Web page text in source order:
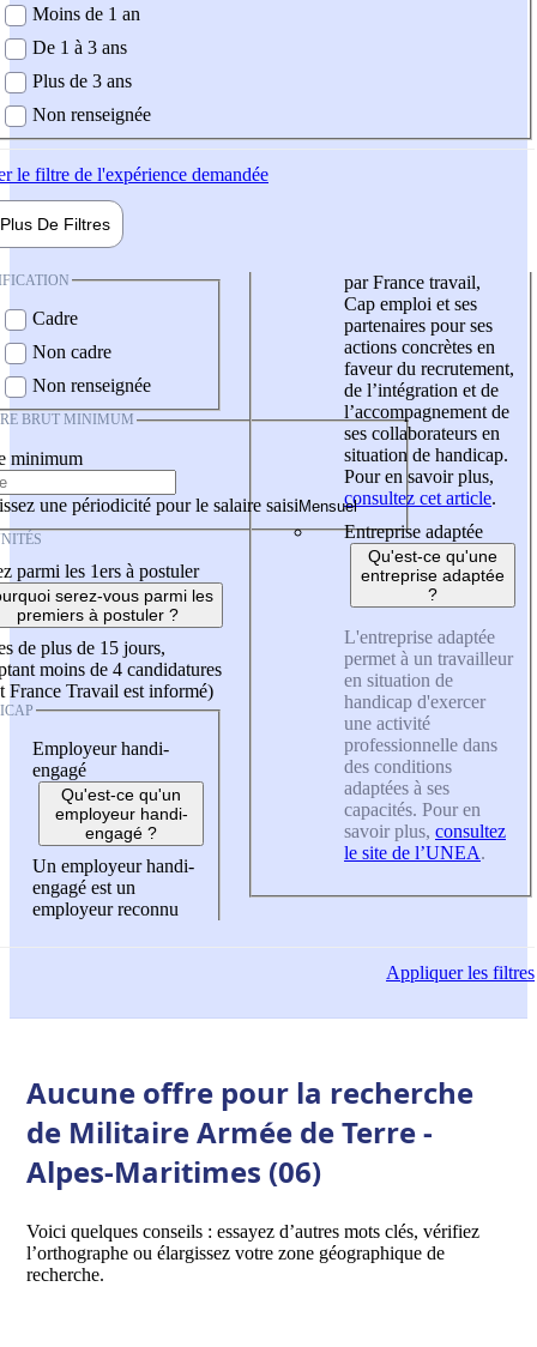
demandée
Moins de 1 an
De 1 à 3 ans
Plus de 3 ans
Non renseignée
le filtre de l'expérience demandée
Plus De Filtres
Cadre
Non cadre
Non renseignée
BRUT MINIMUM
minimum
une périodicité pour le salaire saisi
parmi les 1ers à postuler
serez-vous parmi les
premiers à postuler ?
de plus de 15 jours,
moins de 4 candidatures
France Travail est informé)
Employeur handi-
engagé
Qu'est-ce qu'un
employeur handi-
engagé ?
Un employeur handi-
engagé est un
employeur reconnu
par France travail,
Cap emploi et ses
partenaires pour ses
actions concrètes en
faveur du recrutement,
de l’intégration et de
l’accompagnement de
ses collaborateurs en
situation de handicap.
Pour en savoir plus,
consultez cet article.
Entreprise adaptée
Qu'est-ce qu'une
entreprise adaptée
?
L'entreprise adaptée
permet à un travailleur
en situation de
handicap d'exercer
une activité
professionnelle dans
des conditions
adaptées à ses
capacités. Pour en
savoir plus, consultez
le site de l’UNEA.
Appliquerles filtres
Aucune offre pour la recherche
de Militaire Armée de Terre -
Alpes-Maritimes (06)
Voici quelques conseils : essayez d’autres mots clés, vérifiez
l’orthographe ou élargissez votre zone géographique de
recherche.